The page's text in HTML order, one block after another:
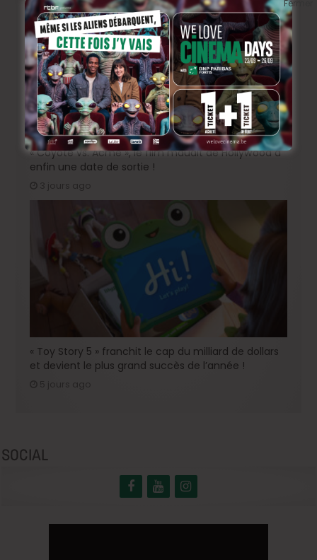
« Coyote vs. Acme », le film maudit de Hollywood a
enfin une date de sortie !
3 jours ago
« Toy Story 5 » franchit le cap du milliard de dollars
et devient le plus grand succès de l’année !
SOCIAL